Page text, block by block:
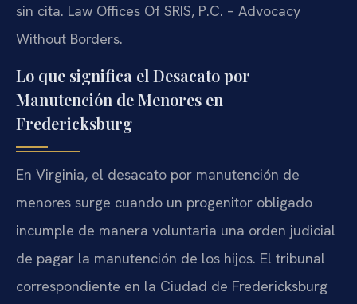
sin cita. Law Offices Of SRIS, P.C. – Advocacy
Without Borders.
Lo que significa el Desacato por
Manutención de Menores en
Fredericksburg
En Virginia, el desacato por manutención de
menores surge cuando un progenitor obligado
incumple de manera voluntaria una orden judicial
de pagar la manutención de los hijos. El tribunal
correspondiente en la Ciudad de Fredericksburg